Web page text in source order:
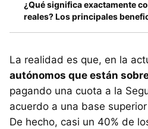
¿Qué significa exactamente
reales? Los principales
La realidad es que, en la
autónomos que están
pagando una cuota a la
acuerdo a una base
De hecho, casi un 40% de